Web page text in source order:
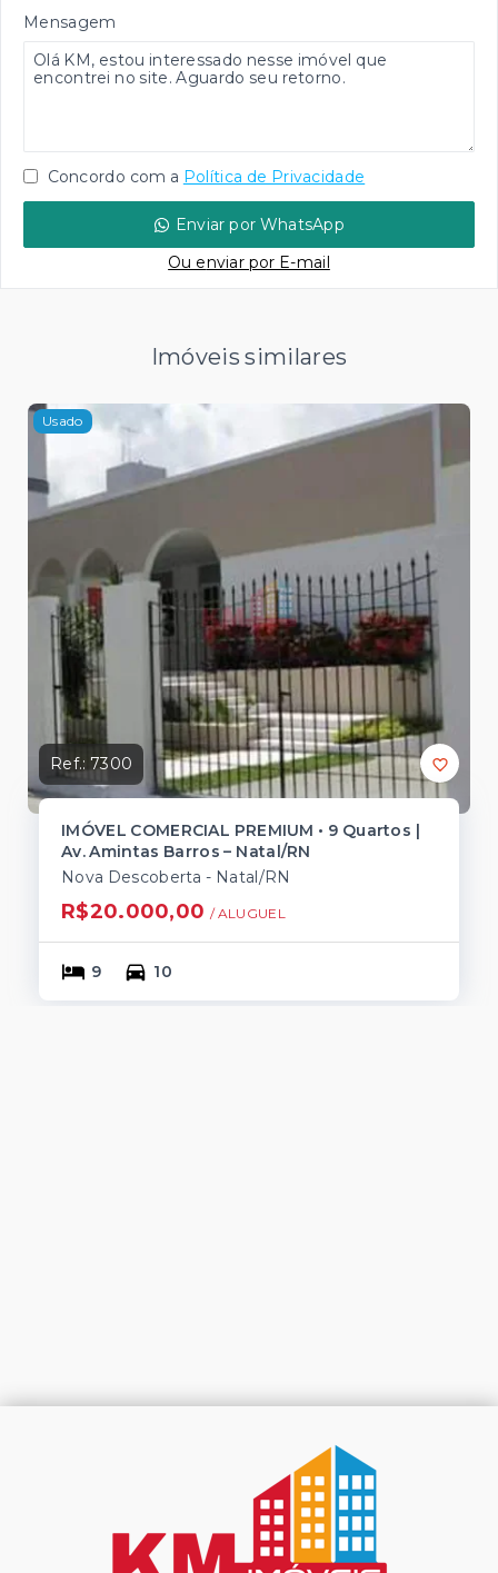
Mensagem
Concordo com a Política de Privacidade
Enviar por WhatsApp
Ou enviar por E-mail
Imóveis similares
Usado
Ref.: 7300
IMÓVEL COMERCIAL PREMIUM • 9 Quartos |
Av. Amintas Barros – Natal/RN
Nova Descoberta - Natal/RN
R$20.000,00 / ALUGUEL
9 10